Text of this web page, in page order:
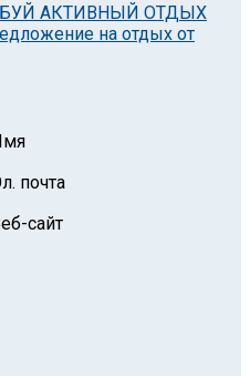
АКТИВНЫЙ ОТДЫХ
на отдых от
почта
сайт